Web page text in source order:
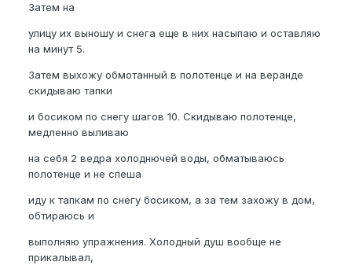
Затем на
улицу их выношу и снега еще в них насыпаю и оставляю
на минут 5.
Затем выхожу обмотанный в полотенце и на веранде
скидываю тапки
и босиком по снегу шагов 10. Скидываю полотенце,
медленно выливаю
на себя 2 ведра холоднючей воды, обматываюсь
полотенце и не спеша
иду к тапкам по снегу босиком, а за тем захожу в дом,
обтираюсь и
выполняю упражнения. Холодный душ вообще не
прикалывал,